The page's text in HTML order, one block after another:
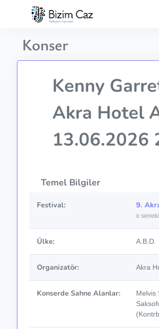
Konser
Kenny
Akra Hotel
13.06.2026
Temel Bilgiler
Festival: 9.
o
Ülke: A.B.D.
Organizatör: Akra
Konserde Sahne Alanlar:
Melvis